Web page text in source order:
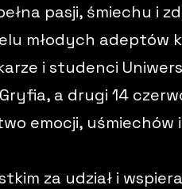
pasji, śmiechu i
młodych adeptów
i studenci
a drugi 14
emocji, uśmiechów
za udział i